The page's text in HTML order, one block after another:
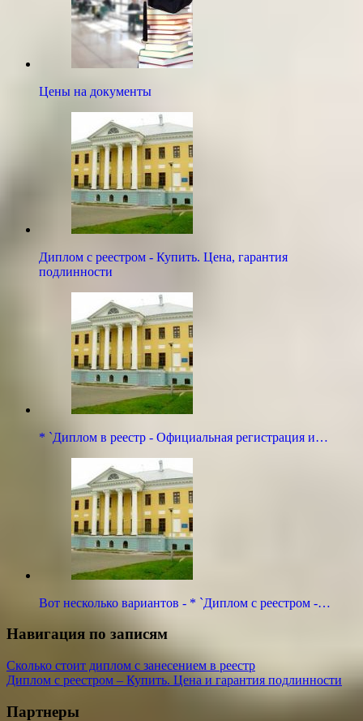
Цены на документы
Диплом с реестром - Купить. Цена, гарантия
подлинности
* `Диплом в реестр - Официальная регистрация и…
Вот несколько вариантов - * `Диплом с реестром -…
Навигация по записям
Сколько стоит диплом с занесением в реестр
Диплом с реестром – Купить. Цена и гарантия подлинности
Партнеры